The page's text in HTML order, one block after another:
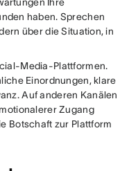
haben. Sprechen
über die Situation, in
Media-Plattformen.
Einordnungen, klare
Auf anderen Kanälen
Zugang
Botschaft zur Plattform